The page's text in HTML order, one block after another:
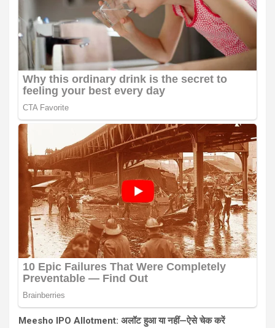
Meesho IPO Allotment: अलॉट हुआ या नहीं—ऐसे चेक करें